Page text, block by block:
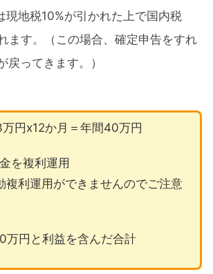
現地税10%が引かれた上で国内税
ます。（この場合、確定申告をすれ
戻ってきます。）
円x12か月＝年間40万円
を複利運用
複利運用ができませんのでご注意
万円と利益を含んだ合計